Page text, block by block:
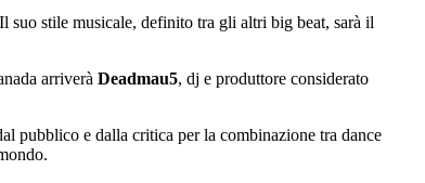
stile musicale, definito tra gli altri big beat, sarà il
arriverà Deadmau5, dj e produttore considerato
pubblico e dalla critica per la combinazione tra dance